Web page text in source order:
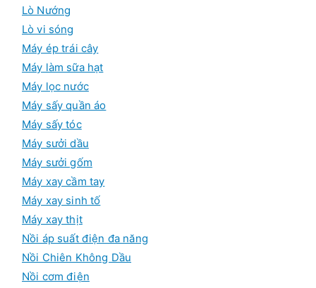
Lò Nướng
Lò vi sóng
Máy ép trái cây
Máy làm sữa hạt
Máy lọc nước
Máy sấy quần áo
Máy sấy tóc
Máy sưởi dầu
Máy sưởi gốm
Máy xay cầm tay
Máy xay sinh tố
Máy xay thịt
Nồi áp suất điện đa năng
Nồi Chiên Không Dầu
Nồi cơm điện